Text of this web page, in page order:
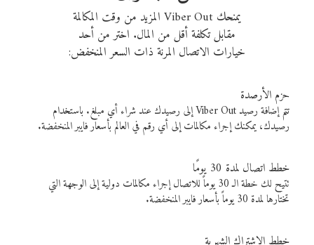
يمنحك Viber Out المزيد من وقت المكالمة
مقابل تكلفة أقل من المال. اختر من أحد
خيارات الاتصال المرنة ذات السعر المنخفض:
حزم الأرصدة
تتم إضافة رصيد Viber Out إلى رصيدك عند شراء أي مبلغ. باستخدام
رصيدك، يمكنك إجراء مكالمات إلى أي رقم في العالم بأسعار فايبر المنخفضة.
خطط اتصال لمدة 30 يومًا
تتيح لك خطة الـ 30 يوماً للاتصال إجراء مكالمات دولية إلى الوجهة التي
تختارها لمدة 30 يوماً بأسعار فايبر المنخفضة.